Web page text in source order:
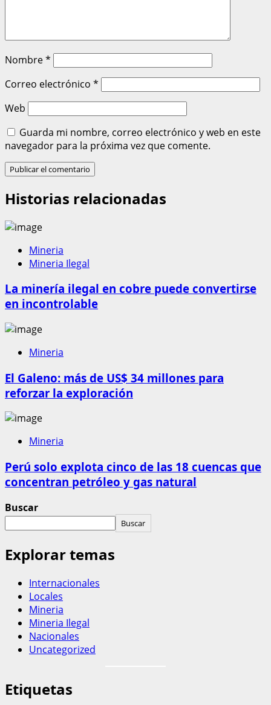
Nombre*
Correo electrónico *
Web
Guarda mi nombre, correo electrónico y web en este
navegador para la próxima vez que comente.
Historias relacionadas
Mineria
Mineria Ilegal
La minería ilegal en cobre puede convertirse
en incontrolable
Mineria
El Galeno: más de US$ 34 millones para
reforzar la exploración
Mineria
Perú solo explota cinco de las 18 cuencas que
concentran petróleo y gas natural
Buscar
Buscar
Explorar temas
Internacionales
Locales
Mineria
Mineria Ilegal
Nacionales
Uncategorized
Etiquetas